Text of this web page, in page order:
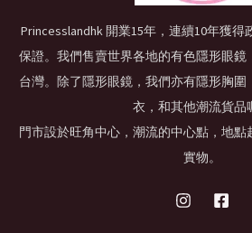
Princesslandhk 開業15年，連續10年獲
保證。我們售賣世界各地的有色隱形眼鏡
台灣。除了隱形眼鏡，我們亦有隱形胸
衣，和其他潮流貨品
門市設於旺角中心，潮流的中心點，地
實物。